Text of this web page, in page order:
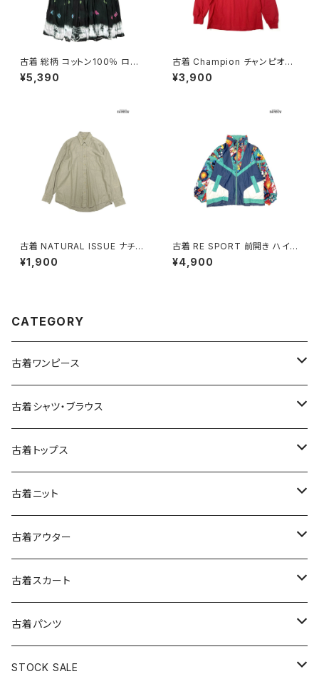
古着 総柄 コットン100％ ロン
グ丈 スカート 黒 紫 (ba26070
20)
¥5,390
古着 Champion チャンピオン
ロゴ コットン100％ 長袖 Ｔシャ
ツ 赤 (ttu2501067)
¥3,900
古着 NATURAL ISSUE ナチュ
ラルイシュー 前開き 無地 コット
ン100％ 長袖 シャツ ベージュ
¥1,900
古着 RE SPORT 前開き ハイ
ネック 総柄 ナイロン 長袖 アウ
ター ヘビージャケット 緑 紺 (tt
¥4,900
CATEGORY
古着ワンピース
古着長袖ワンピース
古着半袖ワンピース
古着ノースリーブワンピース
古着キャミソールワンピース
古着ベアトップワンピース
古着オールインワン
古着オーバーオール
古着シャツ・ブラウス
古着長袖シャツ・ブラウス
古着半袖シャツ・ブラウス
古着ノースリーブシャツ・ブラウス
古着トップス
古着スウェット&パーカー
古着スウェット
古着パーカー
古着プルオーバー
古着長袖プルオーバー
古着半袖プルオーバー
古着Ｔシャツ
古着長袖Ｔシャツ
古着半袖Ｔシャツ
古着ベスト
古着キャミソール
古着ニット
古着セーター
古着カーディガン
古着半袖ニット
古着ニットアウター
古着アウター
古着ライトジャケット
古着ライトコート
古着ヘビージャケット
古着スカート
古着ロング丈スカート (丈76cm-)
古着膝丈スカート (丈56-75cm)
古着パンツ
古着ロング丈パンツ
STOCK SALE